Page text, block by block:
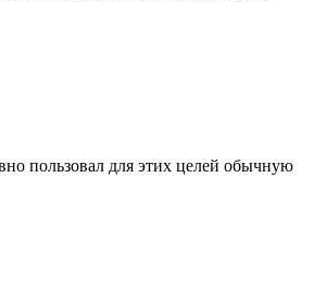
пользовал для этих целей обычную